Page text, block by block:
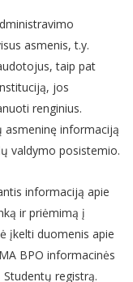
asmenis, t.y.
taip pat
jos
renginius.
informaciją
valdymo posistemio.
informaciją apie
ir priėmimą į
įkelti duomenis apie
BPO informacinės
registrą.